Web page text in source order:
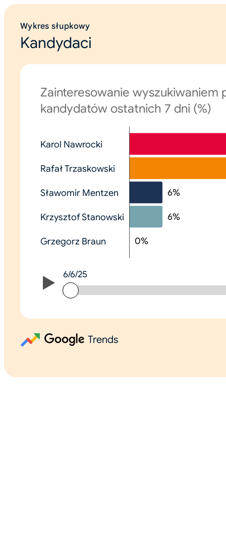
Wykres słupkowy
Kandydaci
Zainteresowanie wyszukiwaniem
kandydatów ostatnich 7 dni (%)
Karol Nawrocki
Grzegorz Braun
Sławomir Mentzen
Krzysztof Stanowski
Rafał Trzaskowski
0%
6%
6%
6/6/25
6/6/25
Trends